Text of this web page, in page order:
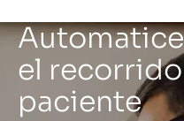
el recorrido
paciente